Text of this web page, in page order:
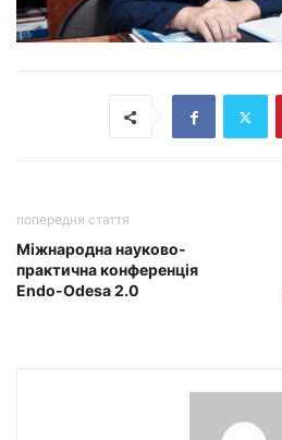
попередня стаття
Міжнародна науково-
практична конференція
Endo-Odesa 2.0